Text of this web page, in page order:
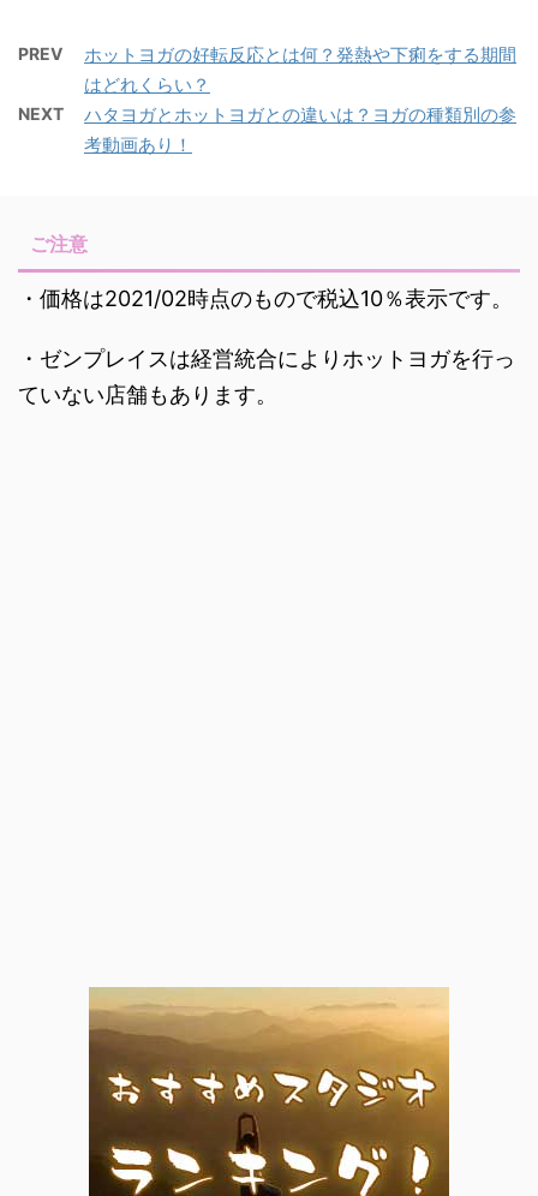
PREV
ホットヨガの好転反応とは何？発熱や下痢をする期間
はどれくらい？
NEXT
ハタヨガとホットヨガとの違いは？ヨガの種類別の参
考動画あり！
ご注意
・価格は2021/02時点のもので税込10％表示です。
・ゼンプレイスは経営統合によりホットヨガを行っ
ていない店舗もあります。